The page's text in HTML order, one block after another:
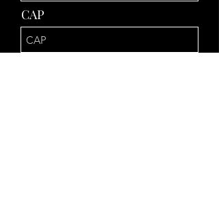
CAP